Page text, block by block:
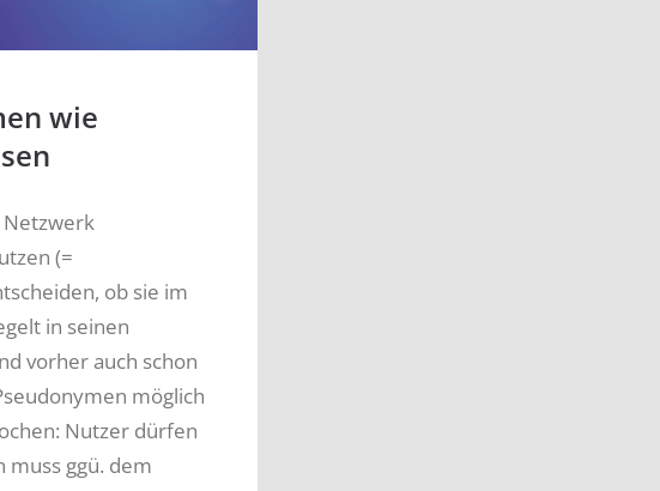
wie
Netzwerk
(=
ob sie im
in seinen
vorher auch schon
möglich
Nutzer dürfen
ggü. dem